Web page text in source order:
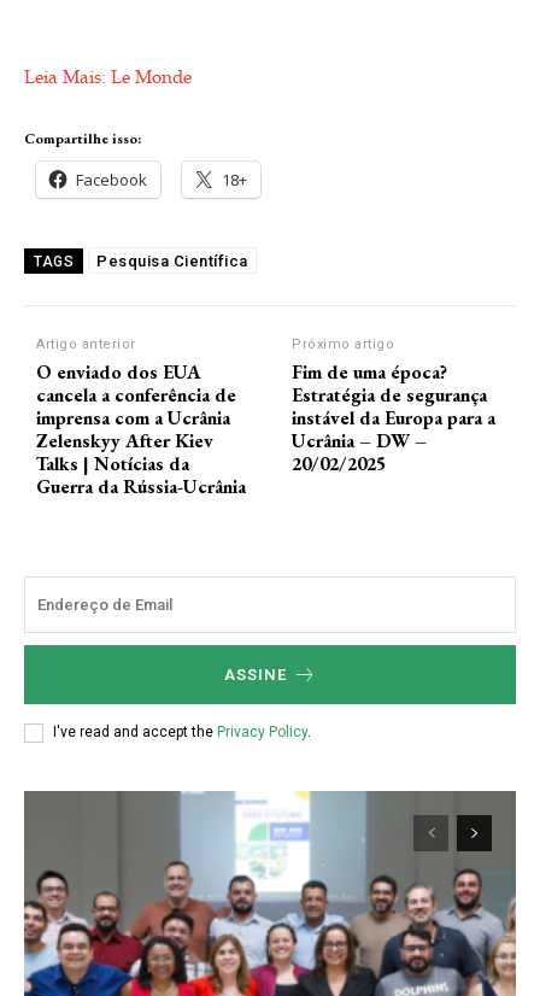
Leia Mais: Le Monde
Compartilhe isso:
Facebook 18+
TAGS Pesquisa Científica
Artigo anterior
O enviado dos EUA
cancela a conferência de
imprensa com a Ucrânia
Zelenskyy After Kiev
Talks | Notícias da
Guerra da Rússia-Ucrânia
Próximo artigo
Fim de uma época?
Estratégia de segurança
instável da Europa para a
Ucrânia – DW –
20/02/2025
ASSINE
I've read and accept the Privacy Policy.